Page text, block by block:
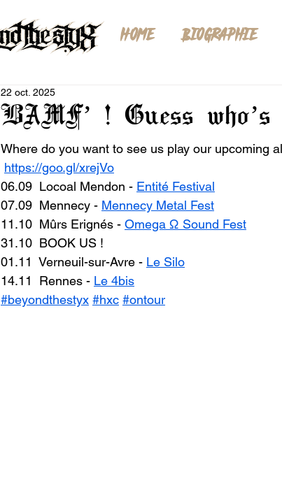
HOME BIOGRAPHIE
BAMF’ ! Guess who’s
22 oct. 2025
Where do you want to see us play our upcoming
https://goo.gl/xrejVo
06.09  Locoal Mendon - Entité Festival
07.09  Mennecy - Mennecy Metal Fest
11.10  Mûrs Erignés - Omega Ω Sound Fest
31.10  BOOK US !
01.11  Verneuil-sur-Avre - Le Silo
14.11  Rennes - Le 4bis
#beyondthestyx #hxc #ontour